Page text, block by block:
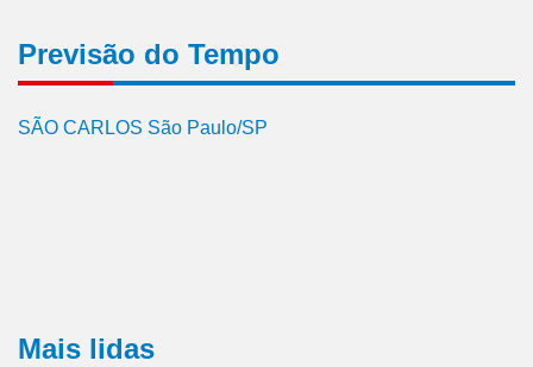
Previsão do Tempo
SÃO CARLOS São Paulo/SP
Mais lidas